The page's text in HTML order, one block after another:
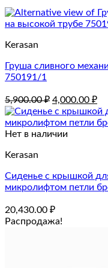
Kerasan
Груша сливного
750191/1
5,900.00₽
цена
составляла
5,900.00 ₽.
4,000.00 ₽
Нет в наличии
Kerasan
Сиденье с крышкой
микролифтом петли
20,430.00 ₽
Распродажа!